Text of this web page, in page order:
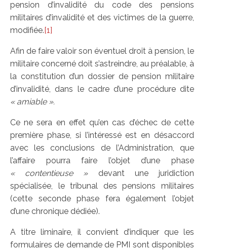
pension d’invalidité du code des pensions
militaires d’invalidité et des victimes de la guerre,
modifiée.[1]
Afin de faire valoir son éventuel droit à pension, le
militaire concerné doit s’astreindre, au préalable, à
la constitution d’un dossier de pension militaire
d’invalidité, dans le cadre d’une procédure dite
« amiable ».
Ce ne sera en effet qu’en cas d’échec de cette
première phase, si l’intéressé est en désaccord
avec les conclusions de l’Administration, que
l’affaire pourra faire l’objet d’une phase
« contentieuse »devant une juridiction
spécialisée, le tribunal des pensions militaires
(cette seconde phase fera également l’objet
d’une chronique dédiée).
A titre liminaire, il convient d’indiquer que les
formulaires de demande de PMI sont disponibles